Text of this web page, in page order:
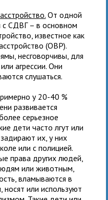
От одной
с СДВГ – в основном
известное как
(ОВР).
несговорчивы, для
агрессии. Они
слушаться.
у 20-40 %
развивается
серьезное
дети часто лгут или
их, у них
или с полицией.
права других людей,
или животным,
вламываются в
или используют